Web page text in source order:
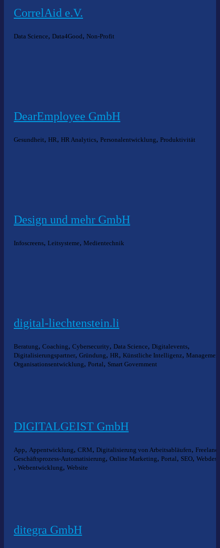
CorrelAid e.V.
Data Science, Data4Good, Non-Profit
DearEmployee GmbH
Gesundheit, HR, HR Analytics, Personalentwicklung, Produktivität
Design und mehr GmbH
Infoscreens, Leitsysteme, Medientechnik
digital-liechtenstein.li
Beratung, Coaching, Cybersecurity, Data Science, Digitalevents,
Digitalisierungspartner, Gründung, HR, Künstliche Intelligenz,
Organisationsentwicklung, Portal, Smart Government
DIGITALGEIST GmbH
App, Appentwicklung, CRM, Digitalisierung von Arbeitsabläufen,
Geschäftsprozess-Automatisierung, Online Marketing, Portal, SEO,
, Webentwicklung, Website
ditegra GmbH